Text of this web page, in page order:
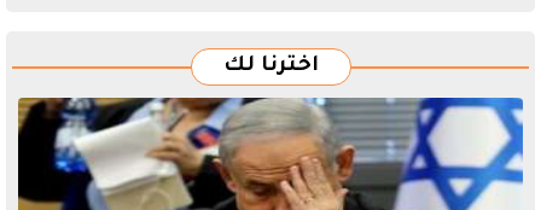
اخترنا لك